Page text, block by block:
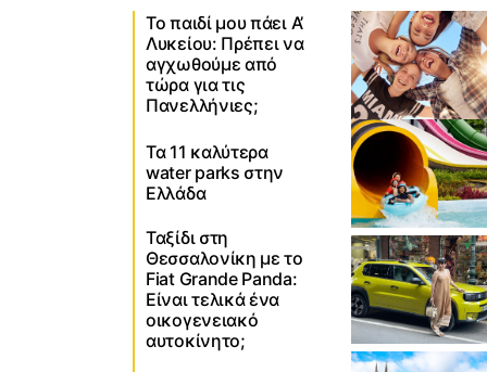
Το παιδί μου πάει Α’
Λυκείου: Πρέπει να
αγχωθούμε από
τώρα για τις
Πανελλήνιες;
Τα 11 καλύτερα
water parks στην
Ελλάδα
Ταξίδι στη
Θεσσαλονίκη με το
Fiat Grande Panda:
Είναι τελικά ένα
οικογενειακό
αυτοκίνητο;